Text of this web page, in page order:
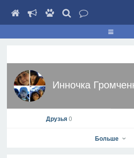
Инночка
Друзья0
Больше